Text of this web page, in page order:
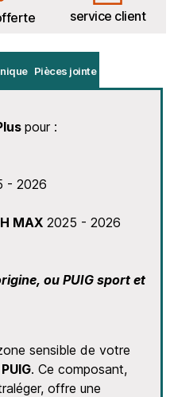
service client
Pièces jointe
pour :
- 2026
MAX 2025 - 2026
ou PUIG sport et
sensible de votre
PUIG. Ce composant,
offre une